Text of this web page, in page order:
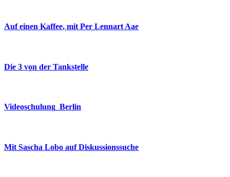
Auf einen Kaffee, mit Per Lennart Aae
Die 3 von der Tankstelle
Videoschulung_Berlin
Mit Sascha Lobo auf Diskussionssuche